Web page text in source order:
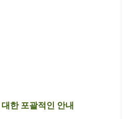
한 포괄적인 안내